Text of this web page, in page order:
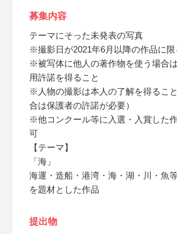
募集内容
テーマにそった未発表の写真
※撮影日が2021年6月以降の作品に限
※被写体に他人の著作物を使う場合
用許諾を得ること
※人物の撮影は本人の了解を得るこ
合は保護者の許諾が必要）
※他コンクール等に入選・入賞した
可
【テーマ】
「海」
海運・造船・港湾・海・湖・川・魚
を題材とした作品
提出物